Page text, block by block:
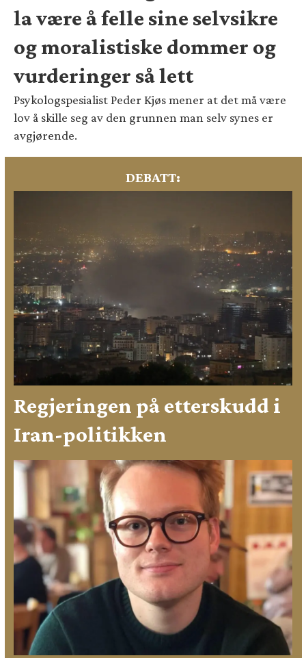
la være å felle sine selvsikre
og moralistiske dommer og
vurderinger så lett
Psykologspesialist Peder Kjøs mener at det må være
lov å skille seg av den grunnen man selv synes er
avgjørende.
DEBATT:
Regjeringen på etterskudd i
Iran-politikken